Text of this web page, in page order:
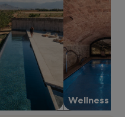
Wellness